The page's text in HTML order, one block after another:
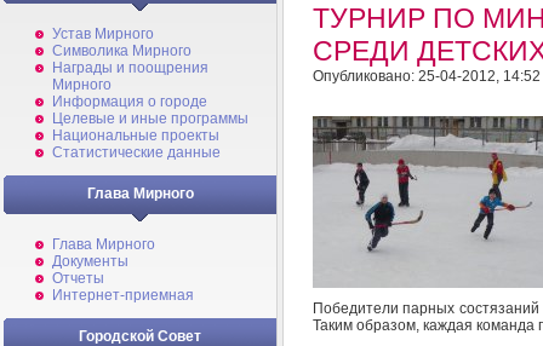
Устав Мирного
Символика Мирного
Награды и поощрения
Мирного
Информация о городе
Целевые и иные программы
Национальные проекты
Статистические данные
Глава Мирного
Глава Мирного
Документы
Отчеты
Интернет-приемная
Городской Совет
ТУРНИР ПО
СРЕДИ
Опубликовано: 25-04-2012, 14:52
Победители парных
Таким образом, каждая команда